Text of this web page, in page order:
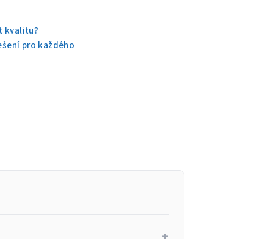
kvalitu?
pro každého